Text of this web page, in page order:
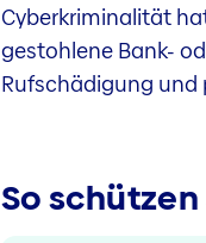
Cyberkriminalität
gestohlene Bank-
Rufschädigung und
So